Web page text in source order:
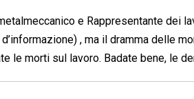
e Rappresentante dei
, ma il dramma delle
le morti sul lavoro. Badate bene, le